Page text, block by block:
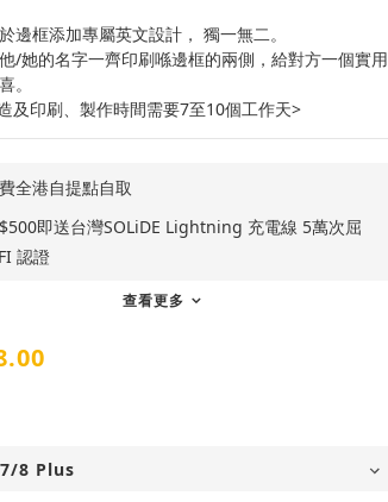
邊框添加專屬英文設計， 獨一無二。
/她的名字一齊印刷喺邊框的兩側，給對方一個實用
。
及印刷、製作時間需要7至10個工作天>
全港自提點自取
即送台灣SOLiDE Lightning 充電線 5萬次屈
認證
查看更多